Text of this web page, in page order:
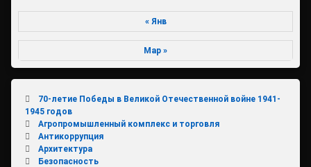
« Янв
Мар »
70-летие Победы в Великой Отечественной войне 1941-
1945 годов
Агропромышленный комплекс и торговля
Антикоррупция
Архитектура
Безопасность